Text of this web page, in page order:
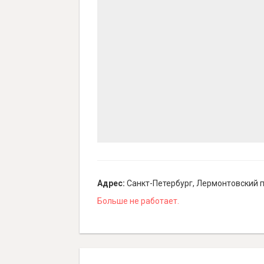
Адрес: Санкт-Петербург, Лермонтовский
Больше не работает.